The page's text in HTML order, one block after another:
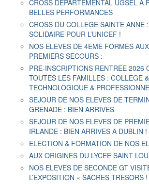
CROSS DEPARTEMENTAL UGSEL A
BELLES PERFORMANCES
CROSS DU COLLEGE SAINTE ANNE
SOLIDAIRE POUR L’UNICEF !
NOS ELEVES DE 4EME FORMES
PREMIERS SECOURS :
PRE-INSCRIPTIONS RENTREE 2026
TOUTES LES FAMILLES : COLLEGE
TECHNOLOGIQUE &
SEJOUR DE NOS ELEVES DE
GRENADE : BIEN ARRIVES
SEJOUR DE NOS ELEVES DE
IRLANDE : BIEN ARRIVES A DUBLIN !
ELECTION & FORMATION DE NOS
AUX ORIGINES DU LYCEE SAINT
NOS ELEVES DE SECONDE GT
L’EXPOSITION « SACRES TRESORS